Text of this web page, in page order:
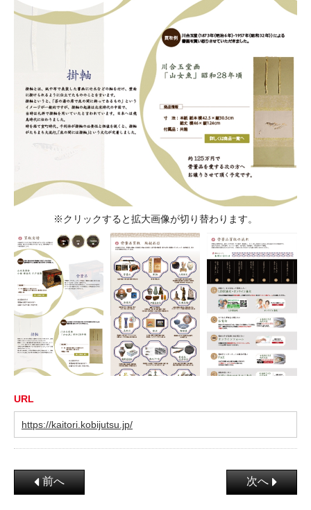
※クリックすると拡大画像が切り替わります。
URL
https://kaitori.kobijutsu.jp/
前へ 次へ